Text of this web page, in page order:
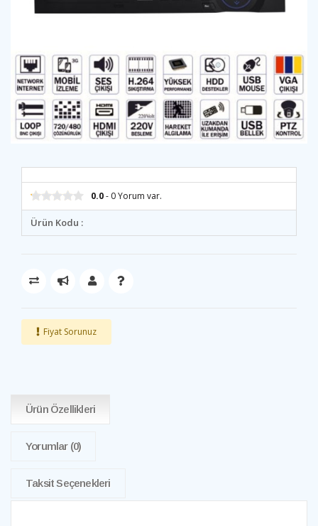
0.0- 0 Yorum var.
Ürün Kodu :
Fiyat Sorunuz
Ürün Özellikleri
Yorumlar (0)
Taksit Seçenekleri